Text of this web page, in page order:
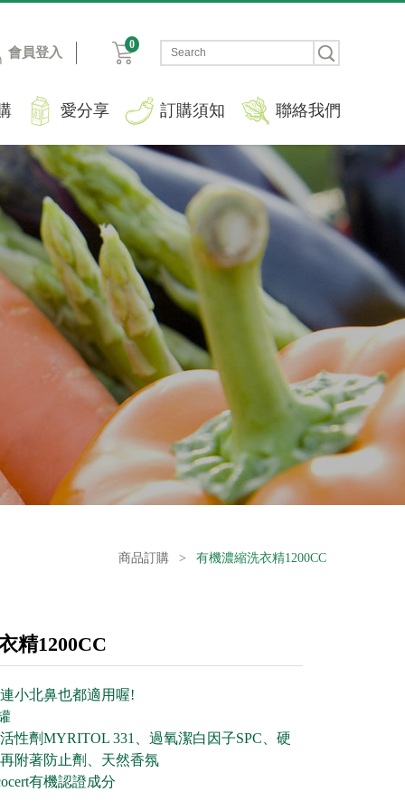
會員登入
0
愛分享 訂購須知 聯絡我們
商品訂購 > 有機濃縮洗衣精1200CC
精1200CC
小北鼻也都適用喔!
性劑MYRITOL 331、過氧潔白因子SPC、硬
附著防止劑、天然香氛
有機認證成分